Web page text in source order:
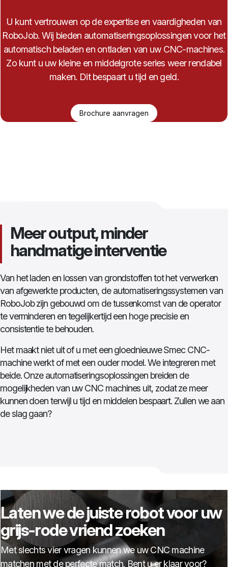
U kunt vertrouwen op de expertise en vaardigheden van
RoboJob. Wij bieden automatiseringsoplossingen voor het
automatisch beladen en ontladen van uw CNC-machines.
Zo kunt u uw kleine en middelgrote series weer rendabel
maken. Dit bespaart u tijd en geld.
Brochure aanvragen
Meer output, minder
handmatige interventie
Van het laden en lossen van grondstoffen tot het verwerken
van afgewerkte producten, de automatiseringssystemen van
RoboJob zijn gebouwd om de tussenkomst van de operator
te verminderen en tegelijkertijd een hoge precisie en
consistentie te behouden.
Het maakt niet uit of u met een gloednieuwe Smec CNC-
machine werkt of met een ouder model. We integreren met
beide. Onze automatiseringsoplossingen breiden de
mogelijkheden van uw CNC machines uit, zodat ze meer
kunnen doen terwijl u tijd en middelen bespaart. Zullen we aan
de slag gaan?
Laten we de juiste robot voor uw
grijs-rode vriend zoeken
Met slechts vier vragen kunnen we uw CNC machine
matchen met de perfecte match. Bent u er klaar voor?